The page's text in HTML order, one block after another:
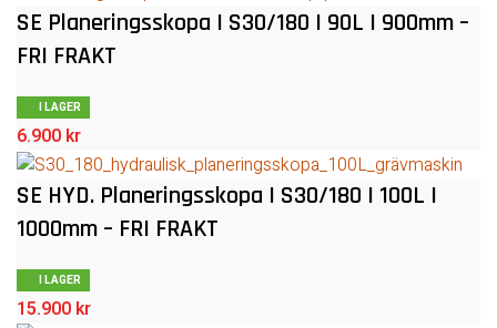
SE Planeringsskopa | S30/180 | 90L | 900mm –
FRI FRAKT
I LAGER
6.900 kr
SE HYD. Planeringsskopa | S30/180 | 100L |
1000mm – FRI FRAKT
I LAGER
15.900 kr